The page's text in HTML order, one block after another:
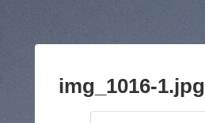
img_1016-1.jpg